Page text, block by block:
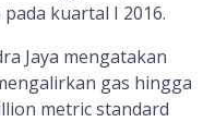
kuartal I 2016.
Jaya mengatakan
gas hingga
metric standard